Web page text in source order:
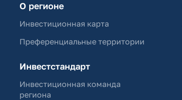
О регионе
Инвестиционная карта
Преференциальные территории
Инвестстандарт
Инвестиционная команда
региона